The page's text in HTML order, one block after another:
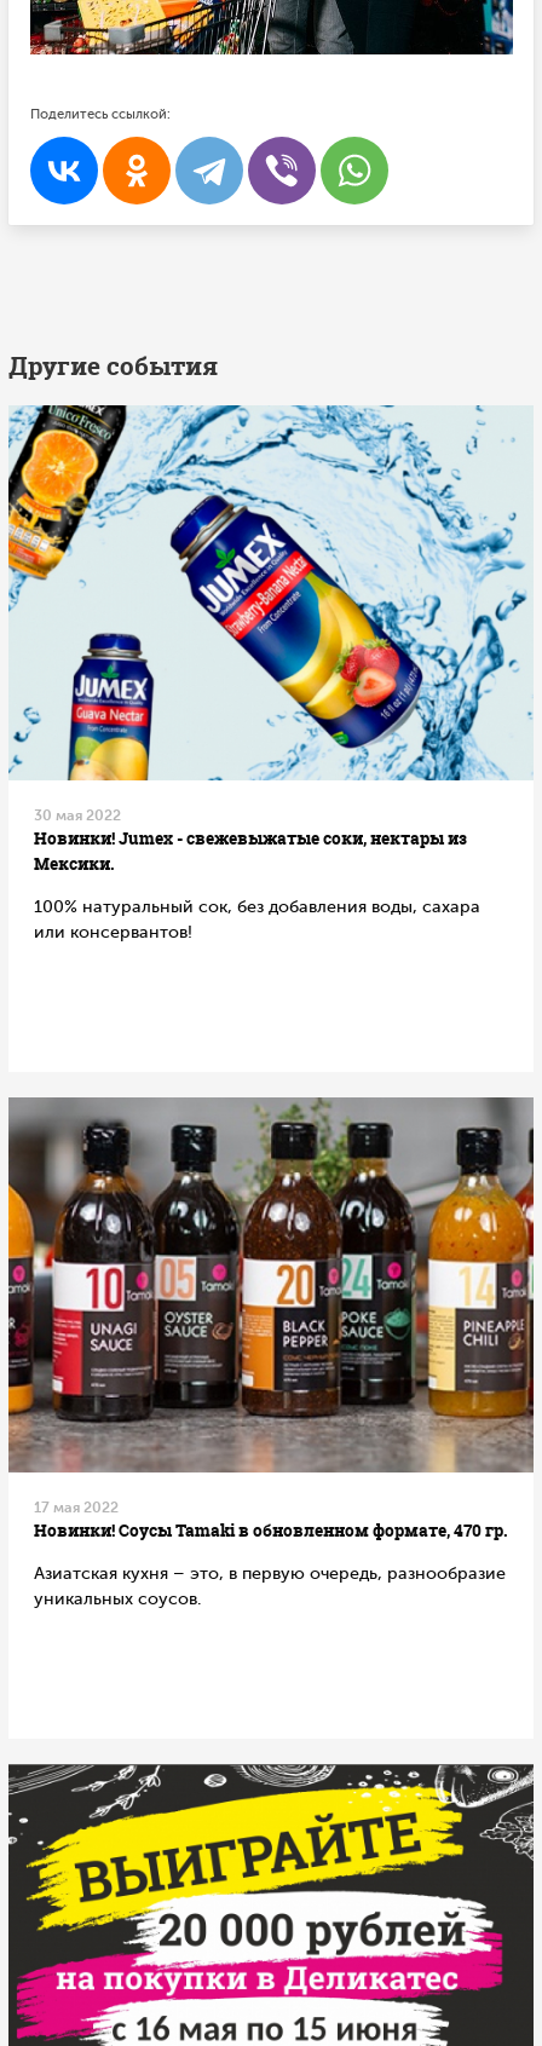
Поделитесь ссылкой:
Другие события
30 мая 2022
Новинки! Jumex - свежевыжатые соки, нектары из
Мексики.
100% натуральный сок, без добавления воды, сахара
или консервантов!
17 мая 2022
Новинки! Соусы Tamaki в обновленном формате, 470 гр.
Азиатская кухня – это, в первую очередь, разнообразие
уникальных соусов.